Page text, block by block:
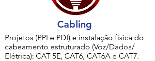
Cabling
Projetos (PPI e PDI) e instalação física do
cabeamento estruturado (Voz/Dados/
Elétrica): CAT 5E, CAT6, CAT6A e CAT7.